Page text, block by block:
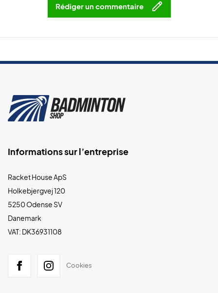
Rédiger un commentaire
Informations sur l’entreprise
Racket House ApS
Holkebjergvej 120
5250 Odense SV
Danemark
VAT: DK36931108
Cookies